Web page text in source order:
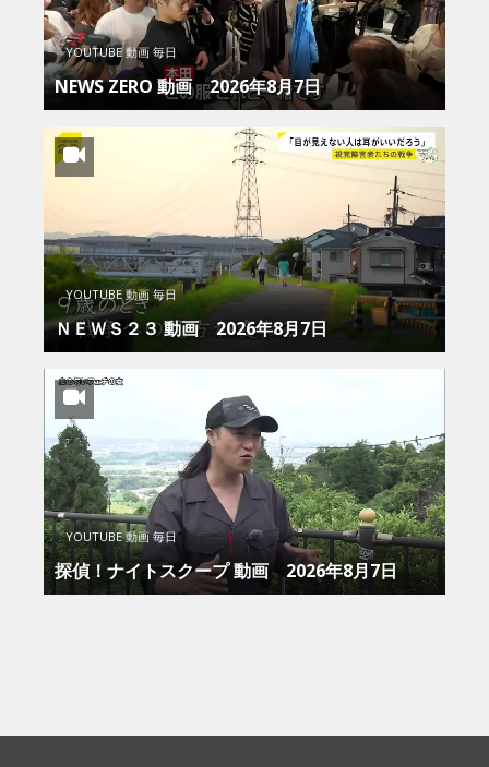
YOUTUBE 動画 毎日
NEWS ZERO 動画 2026年8月7日
YOUTUBE 動画 毎日
ＮＥＷＳ２３ 動画 2026年8月7日
YOUTUBE 動画 毎日
探偵！ナイトスクープ 動画 2026年8月7日